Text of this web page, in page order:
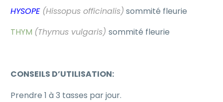
HYSOPE(Hissopus officinalis) sommité fleurie
THYM (Thymus vulgaris) sommité fleurie
CONSEILS D’UTILISATION:
Prendre 1 à 3 tasses par jour.